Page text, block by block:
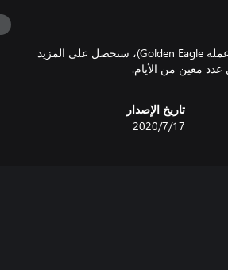
من خلال حساب Premium (القابل للشراء داخل اللعبة مقابل عملة Golden Eagle)، ستحصل على المزيد
تاريخ الإصدار
17‏/7‏/2020